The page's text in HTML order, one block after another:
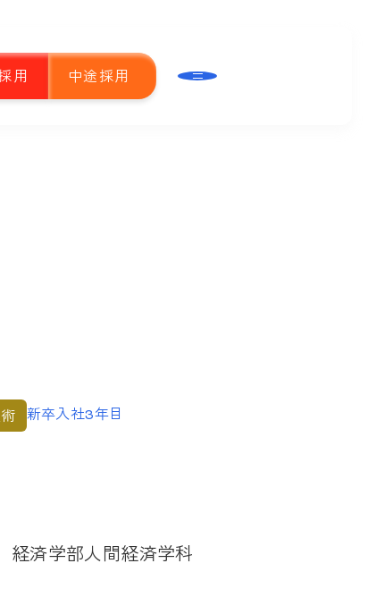
用 中途採用
新卒入社3年目
済学部人間経済学科